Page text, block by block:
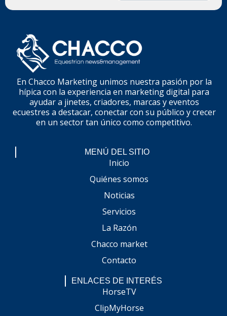
En Chacco Marketing unimos nuestra pasión por la
hípica con la experiencia en marketing digital para
ayudar a jinetes, criadores, marcas y eventos
ecuestres a destacar, conectar con su público y crecer
en un sector tan único como competitivo.
MENÚ DEL SITIO
Inicio
Quiénes somos
Noticias
Servicios
La Razón
Chacco market
Contacto
ENLACES DE INTERÉS
HorseTV
ClipMyHorse